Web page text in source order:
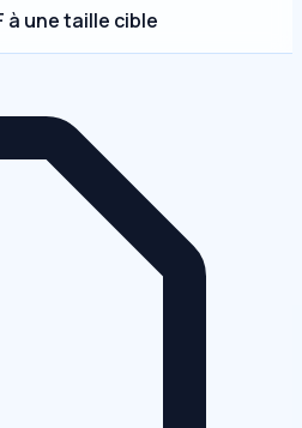
à une taille cible